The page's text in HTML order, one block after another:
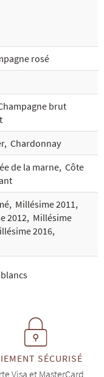
rosé
brut
, Chardonnay
de la marne, Côte
, Millésime 2011,
2012, Millésime
2016,
SÉCURISÉ
Visa et MasterCard